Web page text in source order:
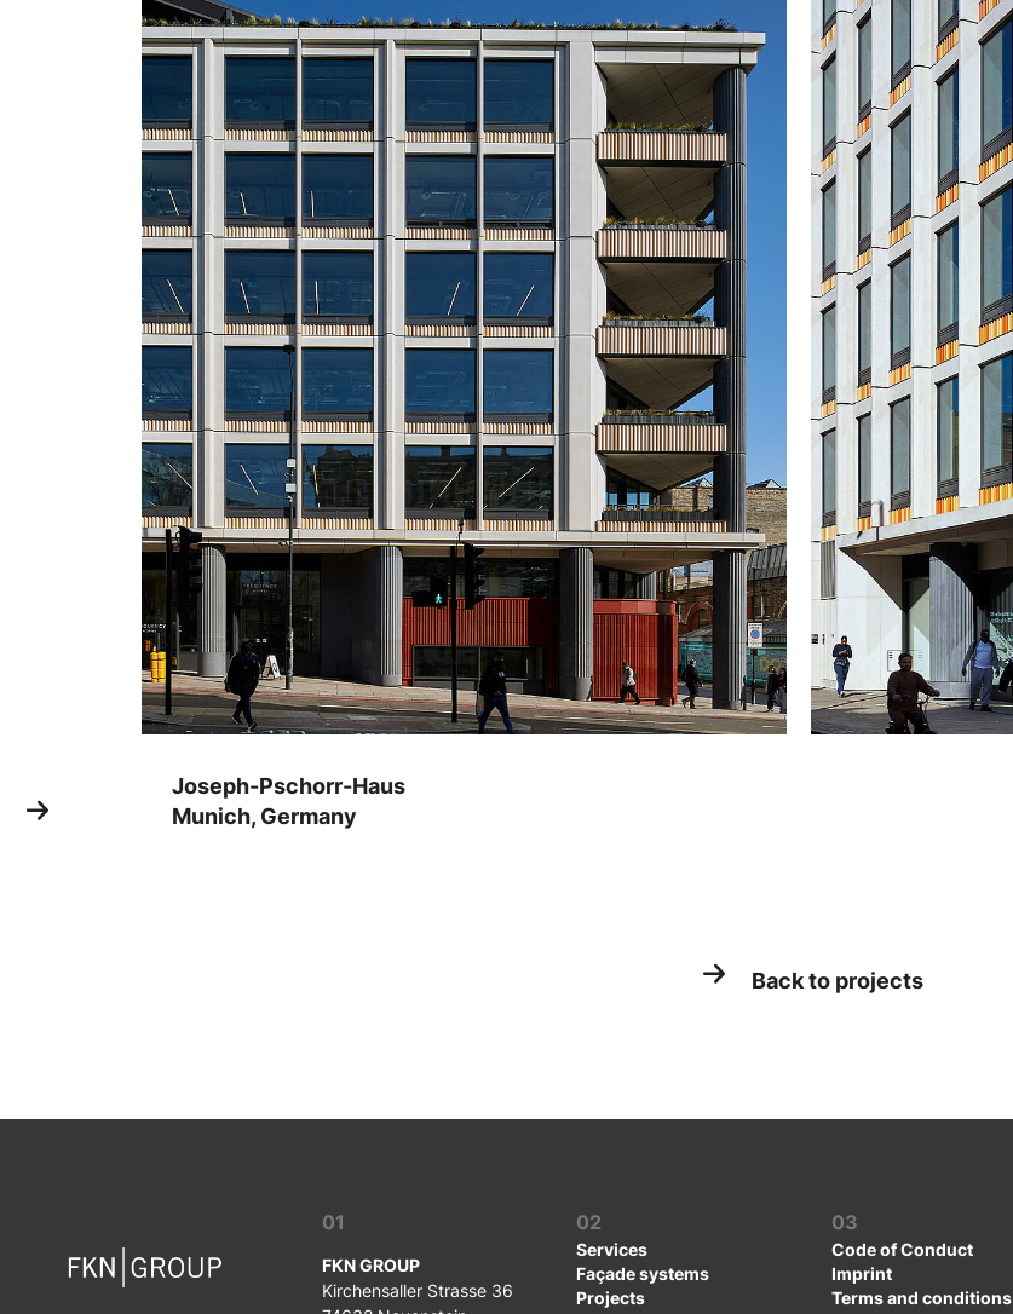
Joseph-Pschorr-Haus
Munich, Germany
Back to projects
01
FKN GROUP
Kirchensaller Strasse 36
02
Services
Façade systems
Projects
03
Code of Conduct
Imprint
Terms and conditions